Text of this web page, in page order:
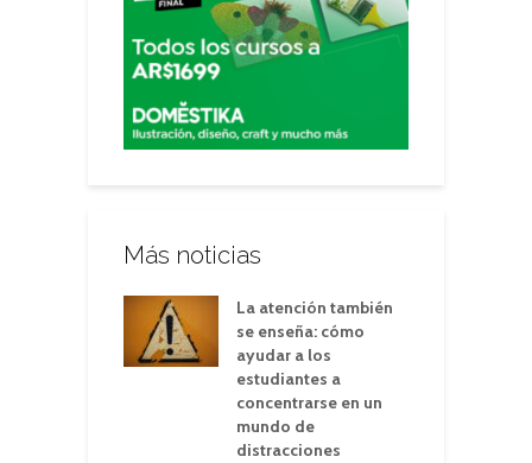
Más noticias
La atención también
se enseña: cómo
ayudar a los
estudiantes a
concentrarse en un
mundo de
distracciones